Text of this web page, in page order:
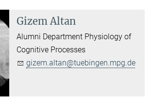
Gizem Altan
Alumni Department Physiology of
Cognitive Processes
gizem.altan@tuebingen.mpg.de